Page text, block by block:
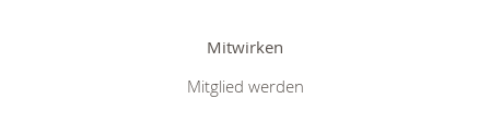
Mitwirken
Mitglied werden